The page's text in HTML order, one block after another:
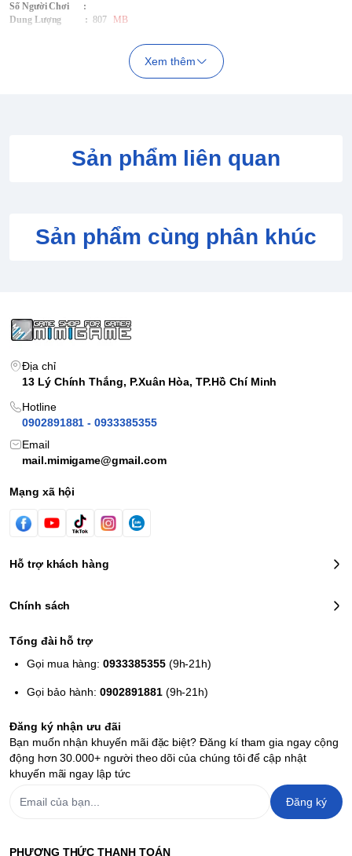
Số Người Chơi :
Dung Lượng : 807 MB
Xem thêm
Sản phẩm liên quan
Sản phẩm cùng phân khúc
Địa chỉ
13 Lý Chính Thắng, P.Xuân Hòa, TP.Hồ Chí Minh
Hotline
0902891881 - 0933385355
Email
mail.mimigame@gmail.com
Mạng xã hội
Hỗ trợ khách hàng
Chính sách
Tổng đài hỗ trợ
Gọi mua hàng:0933385355(9h-21h)
Gọi bảo hành:0902891881(9h-21h)
Đăng ký nhận ưu đãi
Bạn muốn nhận khuyến mãi đặc biệt? Đăng kí tham gia ngay cộng
động hơn 30.000+ người theo dõi của chúng tôi để cập nhật
khuyến mãi ngay lập tức
Đăng ký
PHƯƠNG THỨC THANH TOÁN